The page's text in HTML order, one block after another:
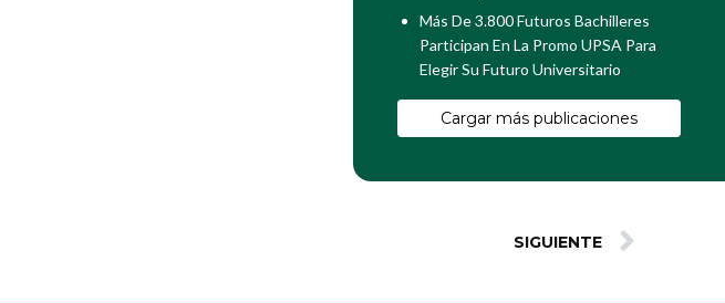
Más De 3.800 Futuros Bachilleres
Participan En La Promo UPSA Para
Elegir Su Futuro Universitario
Cargar más publicaciones
SIGUIENTE